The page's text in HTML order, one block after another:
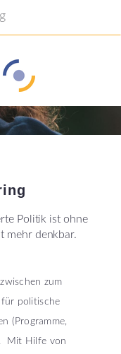
Politik ist ohne
mehr denkbar.
zum
politische
(Programme,
Mit Hilfe von